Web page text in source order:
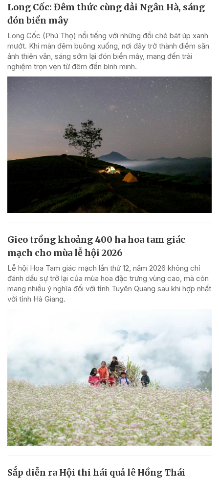
Long Cốc: Đêm thức cùng dải Ngân Hà, sáng
đón biển mây
Long Cốc (Phú Thọ) nổi tiếng với những đồi chè bát úp xanh
mướt. Khi màn đêm buông xuống, nơi đây trở thành điểm săn
ảnh thiên văn, sáng sớm lại đón biển mây, mang đến trải
nghiệm trọn vẹn từ đêm đến bình minh.
Gieo trồng khoảng 400 ha hoa tam giác
mạch cho mùa lễ hội 2026
Lễ hội Hoa Tam giác mạch lần thứ 12, năm 2026 không chỉ
đánh dấu sự trở lại của mùa hoa đặc trưng vùng cao, mà còn
mang nhiều ý nghĩa đối với tỉnh Tuyên Quang sau khi hợp nhất
với tỉnh Hà Giang.
Sắp diễn ra Hội thi hái quả lê Hồng Thái